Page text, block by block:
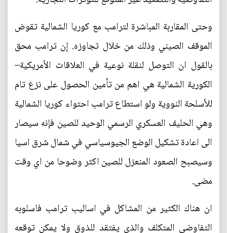
وحتى المقاربة المباشرة لترامب مع كوريا الشمالية تقوض
الموقف الصيني وذلك من خلال تجاوزه. إن ترامب محق
بالقول ان التوصل لنقلة نوعية في العلاقات الأمريكية–
الكورية الشمالية هي اهم من تأمين الحصول على نزع تام
للأسلحة النووية ولو استطاع ترامب احتواء كوريا الشمالية
وهي الحليف العسكري الرسمي الوحيد للصين فإنه سيصار
الى اعادة تشكيل الوضع الجيوسياسي في شمال شرق اسيا
وسيصبح الصعود المنعزل للصين اكثر وضوحا من اي وقت
مضى.
ان هناك الكثير من المشاكل في اساليب ترامب فاسلوبه
التفاوضي المتكلف والذي يفتقد للذوق ولا يمكن توقعه